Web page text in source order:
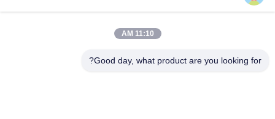
إعادة تدوير النفط فراغ التوربينات نظام تجديد النفط عالية الأداء
11:10 AM
Good day, what product are you looking for?